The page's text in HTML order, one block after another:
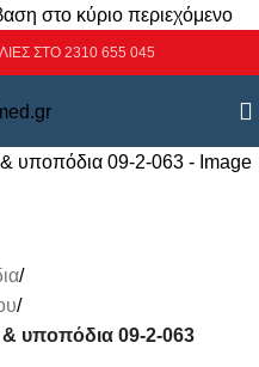
στο κύριο περιεχόμενο
ΣΤΟ 2310 655 045
/
/
& υποπόδια 09-2-063